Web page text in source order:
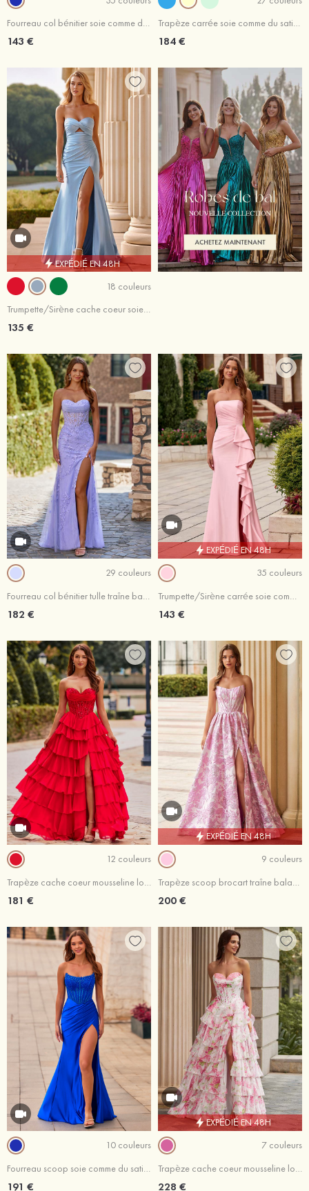
Fourreau col bénitier soie comme du satin traîne balayage robe de bal avec appliqué perles
143 €
Trapèze carrée soie comme du satin longueur ras du sol robe de bal
184 €
EXPÉDIÉ EN 48H
18 couleurs
Trumpette/Sirène cache coeur soie comme du satin traîne balayage robe de bal
135 €
29 couleurs
182 €
EXPÉDIÉ EN 48H
35 couleurs
143 €
12 couleurs
Trapèze cache coeur mousseline longueur ras du sol robe de bal avec appliqué plissé volants
181 €
EXPÉDIÉ EN 48H
9 couleurs
Trapèze scoop brocart traîne balayage robe de bal avec fendue imprimé floral
200 €
10 couleurs
Fourreau scoop soie comme du satin traîne balayage robe de bal avec perles plissé
191 €
EXPÉDIÉ EN 48H
7 couleurs
Trapèze cache coeur mousseline longueur ras du sol robe de bal avec volants fendue imprimé floral
228 €